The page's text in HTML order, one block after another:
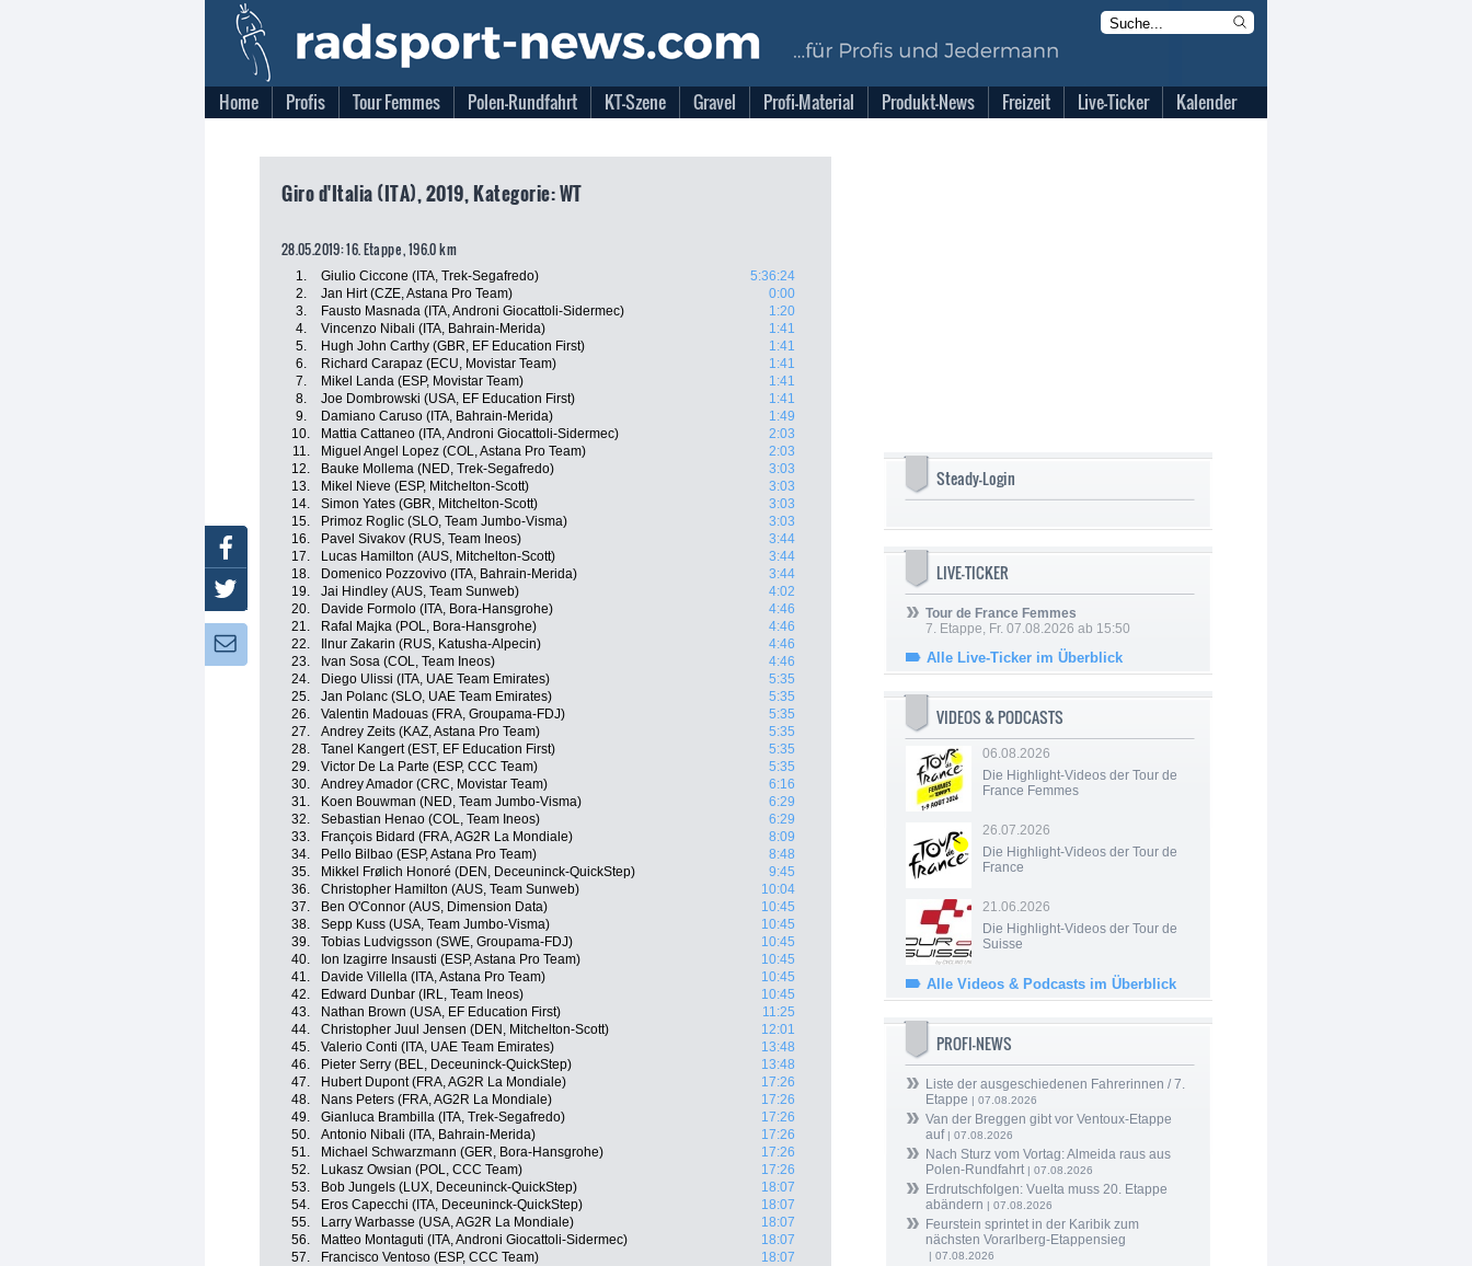
Home Profis Tour Femmes Polen-Rundfahrt KT-Szene Gravel Profi-Material Produkt-News Freizeit Live-Ticker Kalender
Giro d'Italia (ITA), 2019, Kategorie: WT
28.05.2019: 16. Etappe , 196.0 km
1. Giulio Ciccone (ITA, Trek-Segafredo)
5:36:24
2.
Jan Hirt (CZE, Astana Pro Team)
0:00
3.
Fausto Masnada (ITA, Androni Giocattoli-Sidermec)
1:20
4.
Vincenzo Nibali (ITA, Bahrain-Merida)
1:41
5.
Hugh John Carthy (GBR, EF Education First)
1:41
6.
Richard Carapaz (ECU, Movistar Team)
1:41
7.
Mikel Landa (ESP, Movistar Team)
1:41
8.
Joe Dombrowski (USA, EF Education First)
1:41
9.
Damiano Caruso (ITA, Bahrain-Merida)
1:49
10.
Mattia Cattaneo (ITA, Androni Giocattoli-Sidermec)
2:03
11.
Miguel Angel Lopez (COL, Astana Pro Team)
2:03
12.
Bauke Mollema (NED, Trek-Segafredo)
3:03
13.
Mikel Nieve (ESP, Mitchelton-Scott)
3:03
14.
Simon Yates (GBR, Mitchelton-Scott)
3:03
15.
Primoz Roglic (SLO, Team Jumbo-Visma)
3:03
16.
Pavel Sivakov (RUS, Team Ineos)
3:44
17.
Lucas Hamilton (AUS, Mitchelton-Scott)
3:44
18.
Domenico Pozzovivo (ITA, Bahrain-Merida)
3:44
19.
Jai Hindley (AUS, Team Sunweb)
4:02
20.
Davide Formolo (ITA, Bora-Hansgrohe)
4:46
21.
Rafal Majka (POL, Bora-Hansgrohe)
4:46
22.
Ilnur Zakarin (RUS, Katusha-Alpecin)
4:46
23.
Ivan Sosa (COL, Team Ineos)
4:46
24.
Diego Ulissi (ITA, UAE Team Emirates)
5:35
25.
Jan Polanc (SLO, UAE Team Emirates)
5:35
26.
Valentin Madouas (FRA, Groupama-FDJ)
5:35
27.
Andrey Zeits (KAZ, Astana Pro Team)
5:35
28.
Tanel Kangert (EST, EF Education First)
5:35
29.
Victor De La Parte (ESP, CCC Team)
5:35
30.
Andrey Amador (CRC, Movistar Team)
6:16
31.
Koen Bouwman (NED, Team Jumbo-Visma)
6:29
32.
Sebastian Henao (COL, Team Ineos)
6:29
33.
François Bidard (FRA, AG2R La Mondiale)
8:09
34.
Pello Bilbao (ESP, Astana Pro Team)
8:48
35.
Mikkel Frølich Honoré (DEN, Deceuninck-QuickStep)
9:45
36.
Christopher Hamilton (AUS, Team Sunweb)
10:04
37.
Ben O'Connor (AUS, Dimension Data)
10:45
38.
Sepp Kuss (USA, Team Jumbo-Visma)
10:45
39.
Tobias Ludvigsson (SWE, Groupama-FDJ)
10:45
40.
Ion Izagirre Insausti (ESP, Astana Pro Team)
10:45
41.
Davide Villella (ITA, Astana Pro Team)
10:45
42.
Edward Dunbar (IRL, Team Ineos)
10:45
43.
Nathan Brown (USA, EF Education First)
11:25
44.
Christopher Juul Jensen (DEN, Mitchelton-Scott)
12:01
45.
Valerio Conti (ITA, UAE Team Emirates)
13:48
46.
Pieter Serry (BEL, Deceuninck-QuickStep)
13:48
47.
Hubert Dupont (FRA, AG2R La Mondiale)
17:26
48.
Nans Peters (FRA, AG2R La Mondiale)
17:26
49.
Gianluca Brambilla (ITA, Trek-Segafredo)
17:26
50.
Antonio Nibali (ITA, Bahrain-Merida)
17:26
51.
Michael Schwarzmann (GER, Bora-Hansgrohe)
17:26
52.
Lukasz Owsian (POL, CCC Team)
17:26
53.
Bob Jungels (LUX, Deceuninck-QuickStep)
18:07
54.
Eros Capecchi (ITA, Deceuninck-QuickStep)
18:07
55.
Larry Warbasse (USA, AG2R La Mondiale)
18:07
56.
Matteo Montaguti (ITA, Androni Giocattoli-Sidermec)
18:07
57.
Francisco Ventoso (ESP, CCC Team)
18:07
Steady-Login
LIVE-TICKER
Tour de France Femmes
7. Etappe, Fr. 07.08.2026 ab 15:50
Alle Live-Ticker im Überblick
VIDEOS & PODCASTS
06.08.2026
Die Highlight-Videos der Tour de
France Femmes
26.07.2026
Die Highlight-Videos der Tour de
France
21.06.2026
Die Highlight-Videos der Tour de
Suisse
Alle Videos & Podcasts im Überblick
PROFI-NEWS
Liste der ausgeschiedenen Fahrerinnen / 7.
Etappe | 07.08.2026
Van der Breggen gibt vor Ventoux-Etappe
auf| 07.08.2026
Nach Sturz vom Vortag: Almeida raus aus
Polen-Rundfahrt| 07.08.2026
Erdrutschfolgen: Vuelta muss 20. Etappe
abändern | 07.08.2026
Feurstein sprintet in der Karibik zum
nächsten Vorarlberg-Etappensieg
| 07.08.2026
Facebook
Twitter
Newsletter: